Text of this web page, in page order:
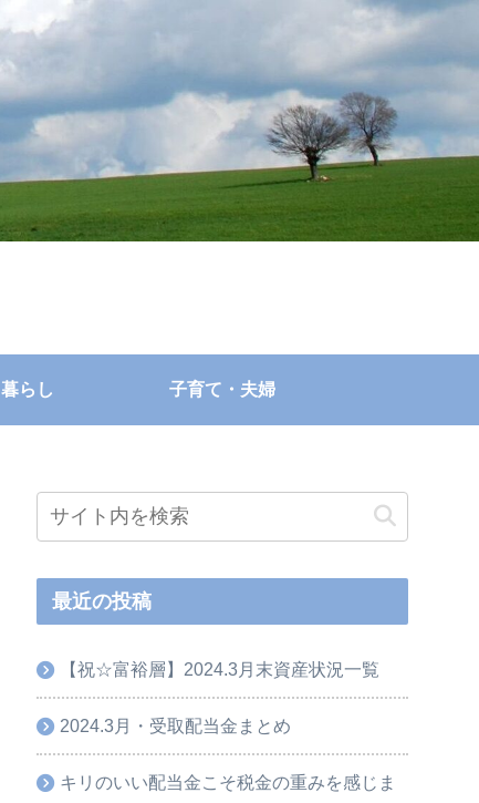
暮らし 子育て・夫婦
最近の投稿
【祝☆富裕層】2024.3月末資産状況一覧
2024.3月・受取配当金まとめ
キリのいい配当金こそ税金の重みを感じま